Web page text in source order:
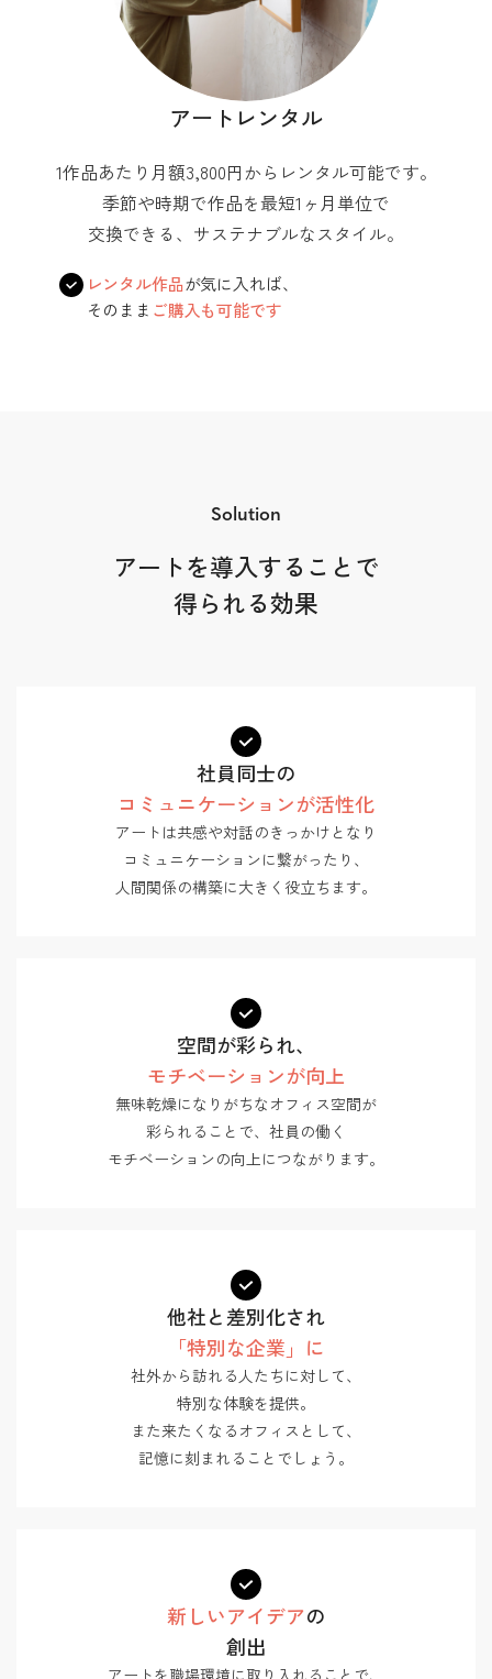
アートレンタル
1作品あたり月額3,800円からレンタル可能です。
季節や時期で作品を最短1ヶ月単位で
交換できる、サステナブルなスタイル。
レンタル作品が気に入れば、
そのまま ご購入も可能です
Solution
アートを導入することで
得られる効果
社員同士の
コミュニケーションが活性化
アートは共感や対話のきっかけとなり
コミュニケーションに繋がったり、
人間関係の構築に大きく役立ちます。
空間が彩られ、
モチベーションが向上
無味乾燥になりがちなオフィス空間が
彩られることで、社員の働く
モチベーションの向上につながります。
他社と差別化され
「特別な企業」に
社外から訪れる人たちに対して、
特別な体験を提供。
また来たくなるオフィスとして、
記憶に刻まれることでしょう。
新しいアイデアの
創出